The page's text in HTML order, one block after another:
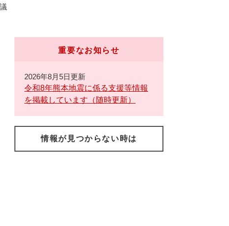
重要なお知らせ
2026年8月5日更新
令和8年熊本地震に係る支援等情報
を掲載しています（随時更新）
情報が見つからない時は